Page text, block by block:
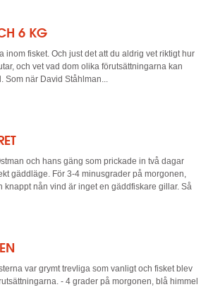
6 KG
fisket. Och just det att du aldrig vet riktigt hur
och vet vad dom olika förutsättningarna kan
Som när David Ståhlman...
och hans gäng som prickade in två dagar
gäddläge. För 3-4 minusgrader på morgonen,
knappt nån vind är inget en gäddfiskare gillar. Så
var grymt trevliga som vanligt och fisket blev
- 4 grader på morgonen, blå himmel